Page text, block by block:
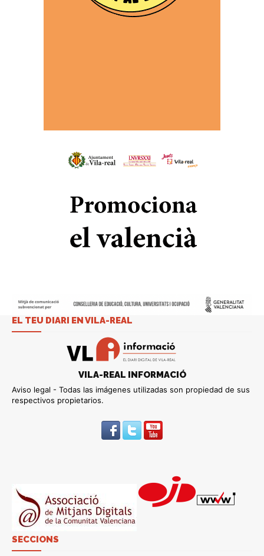
EL TEU DIARI EN VILA-REAL
VILA-REAL INFORMACIÓ
Aviso legal - Todas las imágenes utilizadas son propiedad de sus
respectivos propietarios.
SECCIONS